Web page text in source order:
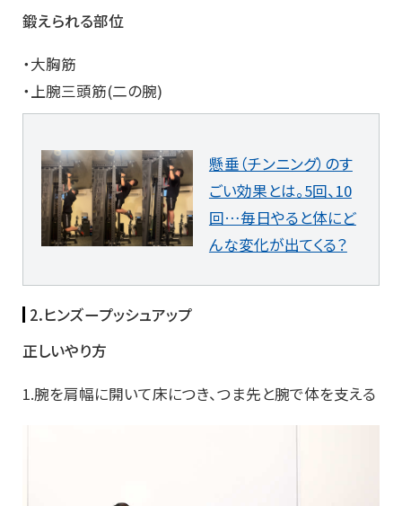
鍛えられる部位
・大胸筋
・上腕三頭筋(二の腕)
懸垂（チンニング）のす
ごい効果とは。5回、10
回…毎日やると体にど
んな変化が出てくる？
2.ヒンズープッシュアップ
正しいやり方
1.腕を肩幅に開いて床につき、つま先と腕で体を支える